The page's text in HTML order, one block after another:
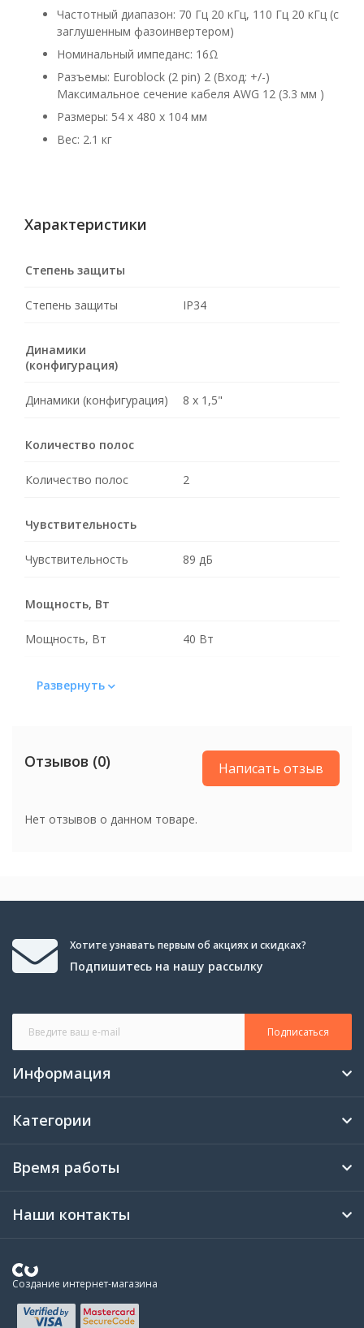
Частотный диапазон: 70 Гц 20 кГц, 110 Гц 20 кГц (с
заглушенным фазоинвертером)
Номинальный импеданс: 16Ω
Разъемы: Euroblock (2 pin) 2 (Вход: +/-)
Максимальное сечение кабеля AWG 12 (3.3 мм )
Размеры: 54 х 480 х 104 мм
Вес: 2.1 кг
Характеристики
Степень защиты
Степень защиты IP34
Динамики
(конфигурация)
Динамики (конфигурация) 8 х 1,5"
Количество полос
Количество полос 2
Чувствительность
Чувствительность 89 дБ
Мощность, Вт
Мощность, Вт 40 Вт
Цвет
Вес
Развернуть
Отзывов (0) Написать отзыв
Нет отзывов о данном товаре.
Хотите узнавать первым об акциях и скидках?
Подпишитесь на нашу рассылку
Подписаться
Информация
Категории
Время работы
Наши контакты
Создание интернет-магазина